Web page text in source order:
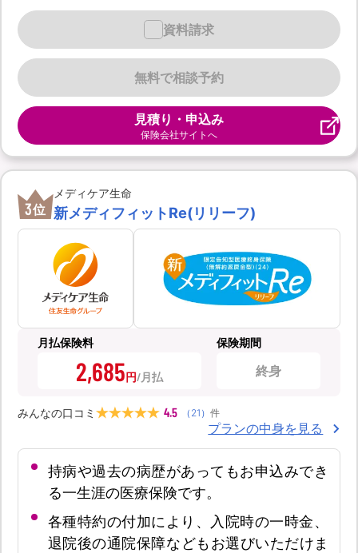
無料で相談予約
資料請求
見積り・申込み
保険会社サイトへ
3位
メディケア生命
新メディフィットRe(リリーフ)
月払保険料
2,685円
保険期間
終身
みんなの口コミ 4.5 （ 21 ） 件
プランの中身を見る
持病や過去の病歴があってもお申込みでき
る一生涯の医療保険です。
各種特約の付加により、入院時の一時金、
退院後の通院保障などもお選びいただけま